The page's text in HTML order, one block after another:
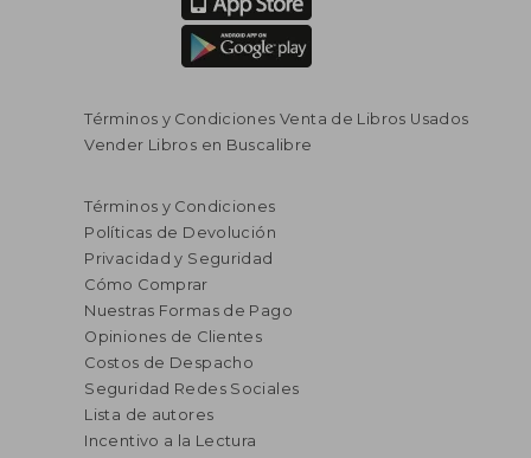
Términos y Condiciones Venta de Libros Usados
Vender Libros en Buscalibre
Términos y Condiciones
Políticas de Devolución
Privacidad y Seguridad
Cómo Comprar
Nuestras Formas de Pago
Opiniones de Clientes
Costos de Despacho
Seguridad Redes Sociales
Lista de autores
Incentivo a la Lectura